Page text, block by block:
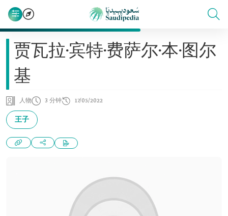
贾瓦拉·宾特·费萨尔·本·图尔
基
人物 3 分钟 17/05/2022
王子